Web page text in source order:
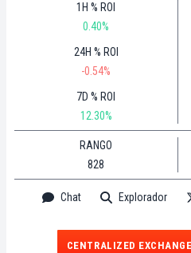
1H % ROI
0.40%
24H % ROI
-0.54%
7D % ROI
12.30%
RANGO
828
Chat Explorador
CENTRALIZED EXCHANGE